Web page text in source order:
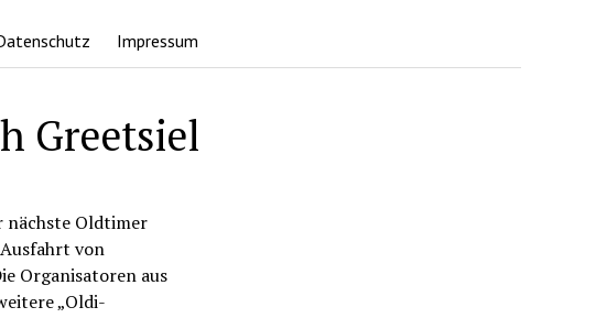
Impressum
Greetsiel
nächste Oldtimer
von
Organisatoren aus
„Oldi-